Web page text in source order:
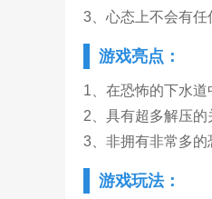
3、心态上不会有任
游戏亮点：
1、在恐怖的下水道
2、具有超多解压的
3、非拥有非常多的
游戏玩法：